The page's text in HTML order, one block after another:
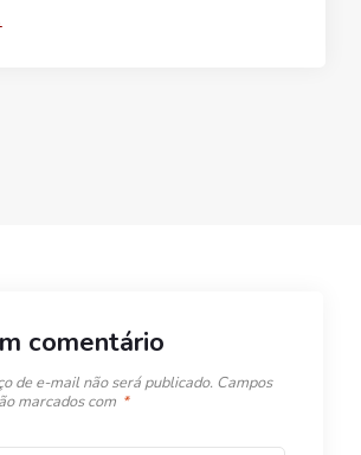
comentário
de e-mail não será publicado. Campos
marcados com *